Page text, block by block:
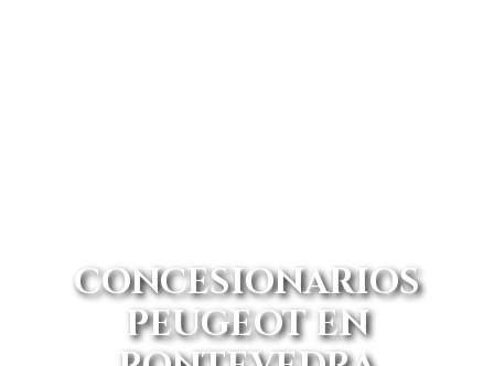
CONCESIONARIOS
PEUGEOT EN